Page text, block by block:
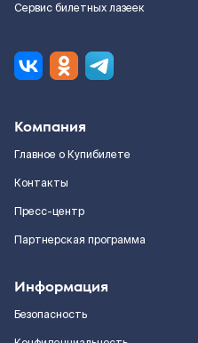
Сервис билетных лазеек
Компания
Главное о Купибилете
Контакты
Пресс-центр
Партнерская программа
Информация
Безопасность